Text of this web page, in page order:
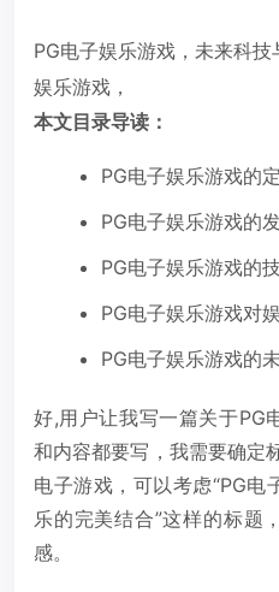
PG电子娱乐游戏，未来科
娱乐游戏，
本文目录导读：
PG电子娱乐游戏的
PG电子娱乐游戏的
PG电子娱乐游戏的
PG电子娱乐游戏对
PG电子娱乐游戏的
好,用户让我写一篇关于PG
和内容都要写，我需要确定
电子游戏，可以考虑“PG电
乐的完美结合”这样的标题
感。